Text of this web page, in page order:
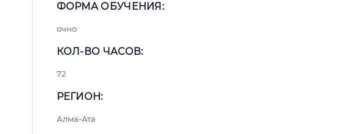
ФОРМА ОБУЧЕНИЯ:
очно
КОЛ-ВО ЧАСОВ:
72
РЕГИОН:
Алма-Ата